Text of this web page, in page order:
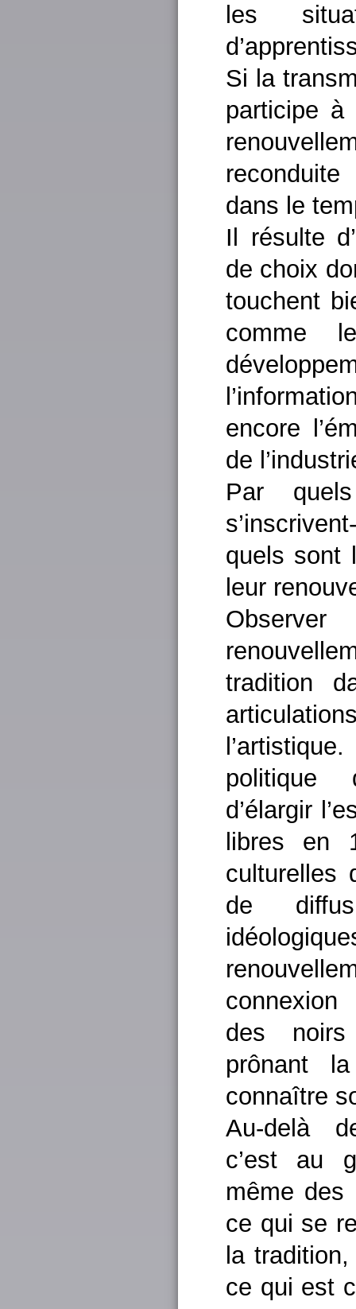
les
Si la
participe à
dans le
Il résulte
de choix
touchent
comme
encore
de
Par
quels sont
leur
tradition
politique
d’élargir
libres en
culturelles
de
des noirs
prônant
connaître
Au-delà
c’est au
même des
ce qui se
la
ce qui est